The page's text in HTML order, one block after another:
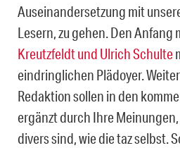
Auseinandersetzung mit
Lesern, zu gehen. Den Anfang
Kreutzfeldt und Ulrich Schulte
eindringlichen Plädoyer.
Redaktion sollen in den
ergänzt durch Ihre
divers sind, wie die taz selbst.